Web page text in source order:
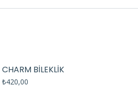
CHARM BİLEKLİK
₺420,00